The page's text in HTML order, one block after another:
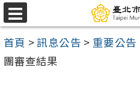
跳
至
主
要
選
單
首頁 >訊息公告 > 重要公告
團審查結果